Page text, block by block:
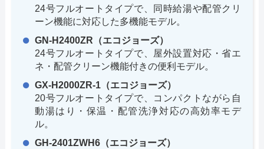
24号フルオートタイプで、同時給湯や配管クリ
ーン機能に対応した多機能モデル。
GN-H2400ZR（エコジョーズ）
24号フルオートタイプで、屋外設置対応・省エ
ネ・配管クリーン機能付きの便利モデル。
GX-H2000ZR-1（エコジョーズ）
20号フルオートタイプで、コンパクトながら自
動湯はり・保温・配管洗浄対応の高効率モデ
ル。
GH-2401ZWH6（エコジョーズ）